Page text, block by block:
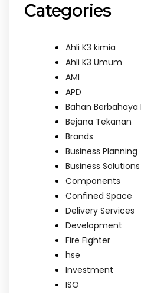
Categories
Ahli K3 kimia
Ahli K3 Umum
AMI
APD
Bahan Berbahaya
Bejana Tekanan
Brands
Business Planning
Business Solutions
Components
Confined Space
Delivery Services
Development
Fire Fighter
hse
Investment
ISO